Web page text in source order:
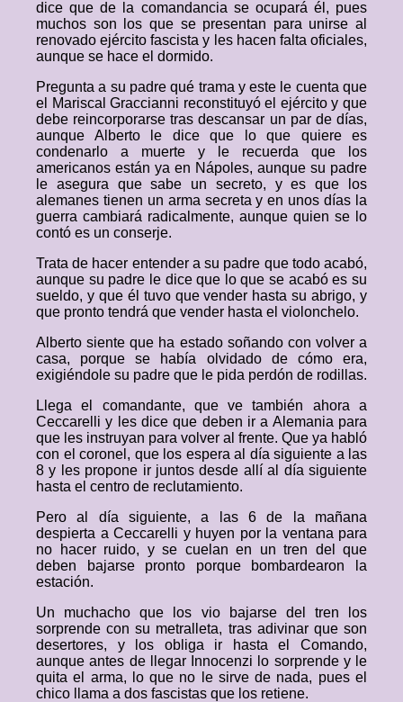
dice que de la comandancia se ocupará él, pues
muchos son los que se presentan para unirse al
renovado ejército fascista y les hacen falta oficiales,
aunque se hace el dormido.
Pregunta a su padre qué trama y este le cuenta que
el Mariscal Graccianni reconstituyó el ejército y que
debe reincorporarse tras descansar un par de días,
aunque Alberto le dice que lo que quiere es
condenarlo a muerte y le recuerda que los
americanos están ya en Nápoles, aunque su padre
le asegura que sabe un secreto, y es que los
alemanes tienen un arma secreta y en unos días la
guerra cambiará radicalmente, aunque quien se lo
contó es un conserje.
Trata de hacer entender a su padre que todo acabó,
aunque su padre le dice que lo que se acabó es su
sueldo, y que él tuvo que vender hasta su abrigo, y
que pronto tendrá que vender hasta el violonchelo.
Alberto siente que ha estado soñando con volver a
casa, porque se había olvidado de cómo era,
exigiéndole su padre que le pida perdón de rodillas.
Llega el comandante, que ve también ahora a
Ceccarelli y les dice que deben ir a Alemania para
que les instruyan para volver al frente. Que ya habló
con el coronel, que los espera al día siguiente a las
8 y les propone ir juntos desde allí al día siguiente
hasta el centro de reclutamiento.
Pero al día siguiente, a las 6 de la mañana
despierta a Ceccarelli y huyen por la ventana para
no hacer ruido, y se cuelan en un tren del que
deben bajarse pronto porque bombardearon la
estación.
Un muchacho que los vio bajarse del tren los
sorprende con su metralleta, tras adivinar que son
desertores, y los obliga ir hasta el Comando,
aunque antes de llegar Innocenzi lo sorprende y le
quita el arma, lo que no le sirve de nada, pues el
chico llama a dos fascistas que los retiene.